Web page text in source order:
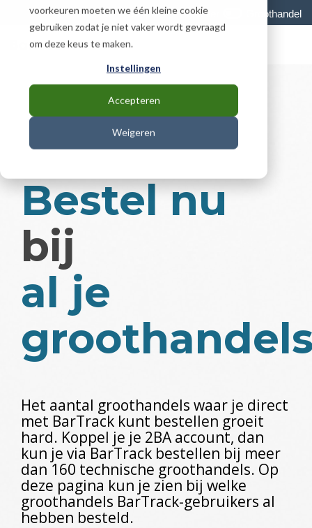
voorkeuren moeten we één kleine cookie
gebruiken zodat je niet vaker wordt gevraagd
om deze keus te maken.
Instellingen
Accepteren
Weigeren
main
Download SupportBesteller Groothandel
Bestel nu
bij
al je
Het aantal groothandels waar je direct
met BarTrack kunt bestellen groeit
hard. Koppel je je 2BA account, dan
kun je via BarTrack bestellen bij meer
dan 160 technische groothandels. Op
deze pagina kun je zien bij welke
groothandels BarTrack-gebruikers al
hebben besteld.